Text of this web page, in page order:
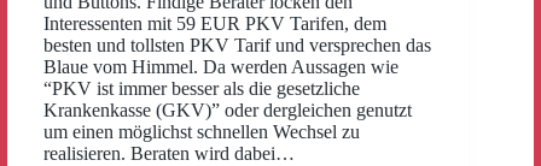
Interessenten mit 59 EUR PKV Tarifen, dem
besten und tollsten PKV Tarif und versprechen das
Blaue vom Himmel. Da werden Aussagen wie
“PKV ist immer besser als die gesetzliche
Krankenkasse (GKV)” oder dergleichen genutzt
um einen möglichst schnellen Wechsel zu
realisieren. Beraten wird dabei…